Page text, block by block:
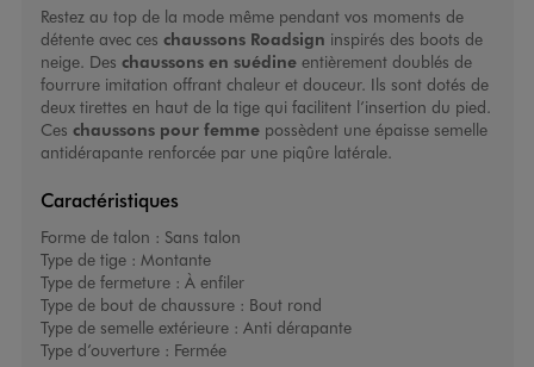
Restez au top de la mode même pendant vos moments de
détente avec ces chaussons Roadsign inspirés des boots de
neige. Des chaussons en suédineentièrement doublés de
fourrure imitation offrant chaleur et douceur. Ils sont dotés de
deux tirettes en haut de la tige qui facilitent l’insertion du pied.
Ces chaussons pour femmepossèdent une épaisse semelle
antidérapante renforcée par une piqûre latérale.
Caractéristiques
Forme de talon : Sans talon
Type de tige : Montante
Type de fermeture : À enfiler
Type de bout de chaussure : Bout rond
Type de semelle extérieure : Anti dérapante
Type d’ouverture : Fermée